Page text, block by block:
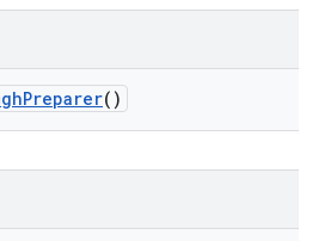
Preparer()